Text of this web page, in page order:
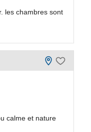
les chambres sont
calme et nature